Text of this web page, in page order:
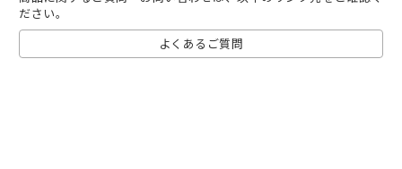
ださい。
よくあるご質問